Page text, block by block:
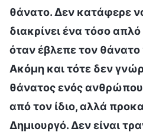
θάνατο. Δεν κατάφερε
διακρίνει ένα τόσο
όταν έβλεπε τον θάνατο
Ακόμη και τότε δεν
θάνατος ενός ανθρώπου
από τον ίδιο, αλλά
Δημιουργό. Δεν είναι